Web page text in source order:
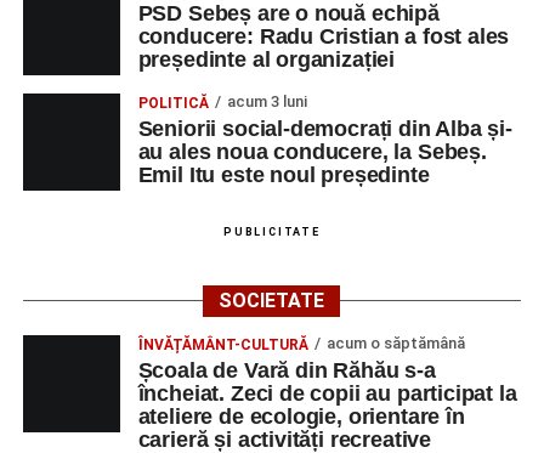
PSD Sebeș are o nouă echipă
conducere: Radu Cristian a fost ales
președinte al organizației
POLITICĂ acum 3 luni
Seniorii social-democrați din Alba și-
au ales noua conducere, la Sebeș.
Emil Itu este noul președinte
PUBLICITATE
SOCIETATE
ÎNVĂȚĂMÂNT-CULTURĂ acum o săptămână
Școala de Vară din Răhău s-a
încheiat. Zeci de copii au participat la
ateliere de ecologie, orientare în
carieră și activități recreative